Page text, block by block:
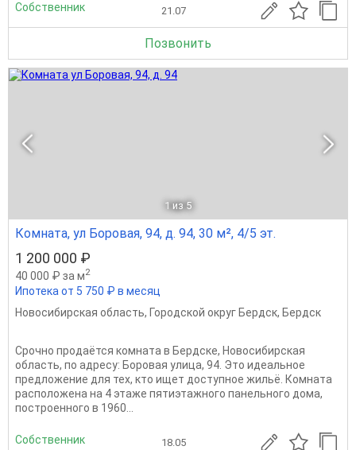
Собственник 21.07
Позвонить
1 из 5
Комната, ул Боровая, 94, д. 94, 30 м², 4/5 эт.
1 200 000 ₽
40 000 ₽ за м2
Ипотека от 5 750 ₽ в месяц
Новосибирская область, Городской округ Бердск, Бердск
Срочно продаётся комната в Бердске, Новосибирская
область, по адресу: Боровая улица, 94. Это идеальное
предложение для тех, кто ищет доступное жильё. Комната
расположена на 4 этаже пятиэтажного панельного дома,
построенного в 1960...
Собственник 18.05